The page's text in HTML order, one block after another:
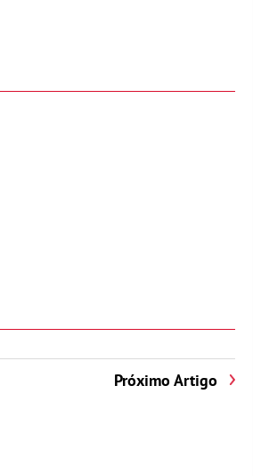
Próximo Artigo